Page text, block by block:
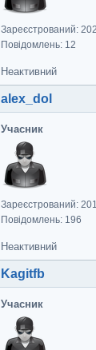
Зареєстрований:
Повідомлень: 12
Неактивний
alex_dol
Учасник
Зареєстрований:
Повідомлень: 196
Неактивний
Kagitfb
Учасник